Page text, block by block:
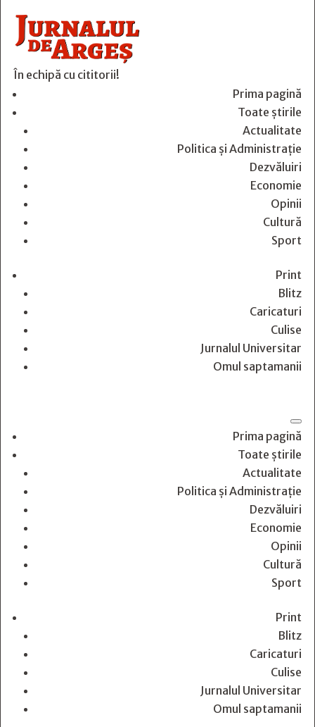
În echipă cu cititorii!
Prima pagină
Toate știrile
Actualitate
Politica și Administrație
Dezvăluiri
Economie
Opinii
Cultură
Sport
Print
Blitz
Caricaturi
Culise
Jurnalul Universitar
Omul saptamanii
Prima pagină
Toate știrile
Actualitate
Politica și Administrație
Dezvăluiri
Economie
Opinii
Cultură
Sport
Print
Blitz
Caricaturi
Culise
Jurnalul Universitar
Omul saptamanii